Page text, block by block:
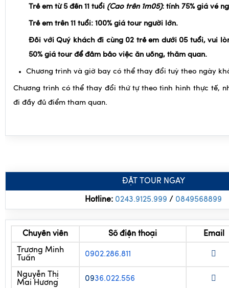
Trẻ em từ 5 đến 11 tuổi (Cao trên 1m05): tính 75% giá vé
Trẻ em trên 11 tuổi: 100% giá tour người lớn.
Đối với Quý khách đi cùng 02 trẻ em dưới 05 tuổi, vui
50% giá tour để đảm bảo việc ăn uống, thăm quan.
Chương trình và giờ bay có thể thay đổi tuỳ theo ngày
Chương trình có thể thay đổi thứ tự theo tình hình thực tế,
đi đầy đủ điểm tham quan.
ĐẶT TOUR NGAY
Hotline: 0243.9125.999 / 0849568899
Chuyên viên Số điện thoại
Email
Trương Minh
Tuấn
0902.286.811
Nguyễn Thị
Mai Hương
0936.022.556